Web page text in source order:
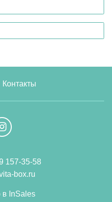
Контакты
157-35-58
box.ru
InSales